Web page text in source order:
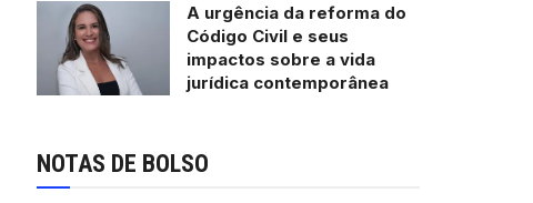
A urgência da reforma do
Código Civil e seus
impactos sobre a vida
jurídica contemporânea
NOTAS DE BOLSO